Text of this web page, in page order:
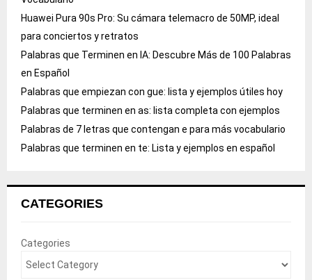
Huawei Pura 90s Pro: Su cámara telemacro de 50MP, ideal
para conciertos y retratos
Palabras que Terminen en IA: Descubre Más de 100 Palabras
en Español
Palabras que empiezan con gue: lista y ejemplos útiles hoy
Palabras que terminen en as: lista completa con ejemplos
Palabras de 7 letras que contengan e para más vocabulario
Palabras que terminen en te: Lista y ejemplos en español
CATEGORIES
Categories